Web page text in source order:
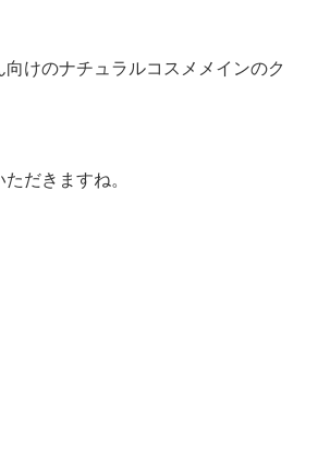
けのナチュラルコスメメインのク
だきますね。